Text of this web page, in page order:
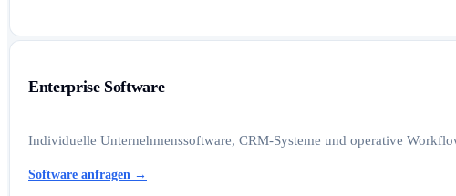
Enterprise Software
Individuelle Unternehmenssoftware, CRM-Systeme und operative
Software anfragen →